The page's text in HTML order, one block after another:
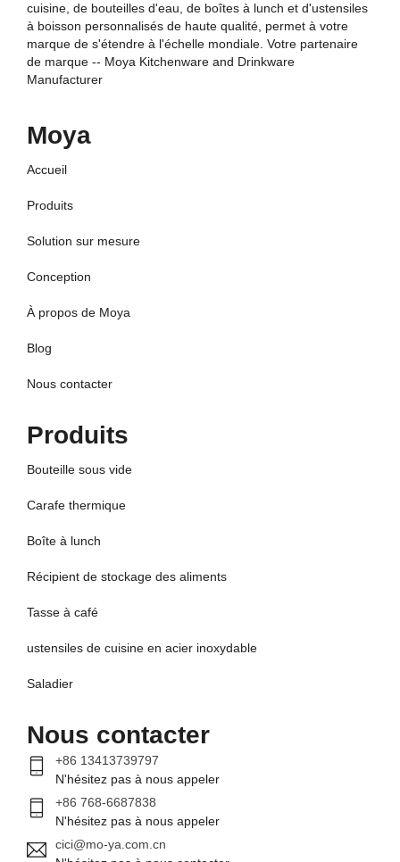
cuisine, de bouteilles d'eau, de boîtes à lunch et d'ustensiles
à boisson personnalisés de haute qualité, permet à votre
marque de s'étendre à l'échelle mondiale. Votre partenaire
de marque -- Moya Kitchenware and Drinkware
Manufacturer
Moya
Accueil
Produits
Solution sur mesure
Conception
À propos de Moya
Blog
Nous contacter
Produits
Bouteille sous vide
Carafe thermique
Boîte à lunch
Récipient de stockage des aliments
Tasse à café
ustensiles de cuisine en acier inoxydable
Saladier
Nous contacter
+86 13413739797
N'hésitez pas à nous appeler
+86 768-6687838
N'hésitez pas à nous appeler
cici@mo-ya.com.cn